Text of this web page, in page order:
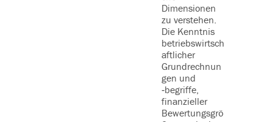
Dimensionen
zu verstehen.
Die Kenntnis
betriebswirtsch
aftlicher
Grundrechnun
gen und
‑begriffe,
finanzieller
Bewertungsgrö